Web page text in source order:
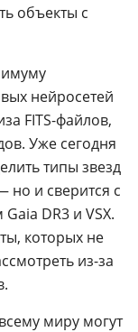
объекты с
нейросетей
FITS-файлов,
Уже сегодня
типы звезд
и сверится с
DR3 и VSX.
которых не
из-за
миру могут